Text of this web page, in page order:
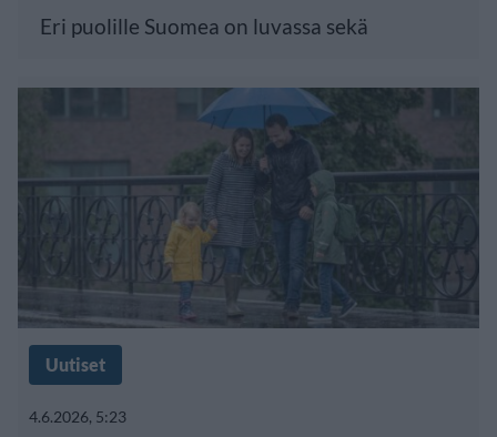
Eri puolille Suomea on luvassa sekä
Uutiset
4.6.2026, 5:23